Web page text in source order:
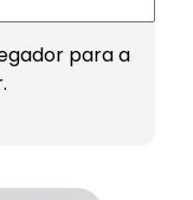
para a